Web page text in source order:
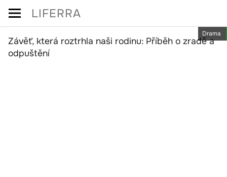
Skip
content
LIFERRA
Drama
Závěť, která roztrhla naši rodinu: Příběh o zradě a
odpuštění